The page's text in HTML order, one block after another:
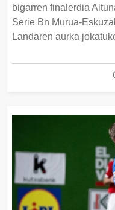
bigarren finalerdia
Serie Bn Murua-
Landaren aurka